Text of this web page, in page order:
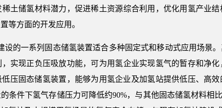
土储氢材料潜力，促进稀土资源综合利用，优化用氢产业
等方面的开发应用。
一系列固态储氢装置适合多种固定式和移动式应用场景。
实现正负压吸放功能，可为用氢企业实现氢气的暂存和净
压固态储氢装置，能够为用氢企业及加氢站提供低压、高
条件下氢气存储压力可降低约90%，与其他固态储氢材料相